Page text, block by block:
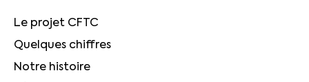
Le projet CFTC
Quelques chiffres
Notre histoire